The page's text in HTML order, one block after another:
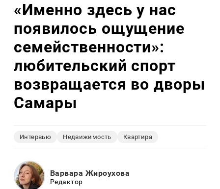
«Именно здесь у нас
появилось ощущение
семейственности»:
любительский спорт
возвращается во дворы
Самары
Интервью Недвижимость Квартира
Варвара Жироухова
Редактор